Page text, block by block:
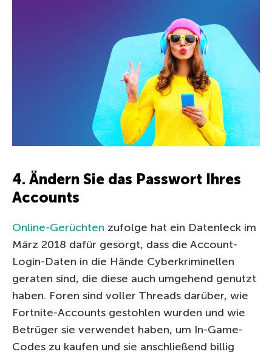
4. Ändern Sie das Passwort Ihres
Accounts
Online-Gerüchten zufolge hat ein Datenleck im
März 2018 dafür gesorgt, dass die Account-
Login-Daten in die Hände Cyberkriminellen
geraten sind, die diese auch umgehend genutzt
haben. Foren sind voller Threads darüber, wie
Fortnite-Accounts gestohlen wurden und wie
Betrüger sie verwendet haben, um In-Game-
Codes zu kaufen und sie anschließend billig